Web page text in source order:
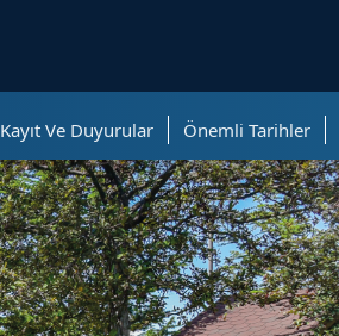
Kayıt Ve Duyurular Önemli Tarihler